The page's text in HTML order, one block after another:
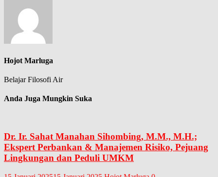
Hojot Marluga
Belajar Filosofi Air
Anda Juga Mungkin Suka
Dr. Ir. Sahat Manahan Sihombing, M.M., M.H.;
Ekspert Perbankan & Manajemen Risiko, Pejuang
Lingkungan dan Peduli UMKM